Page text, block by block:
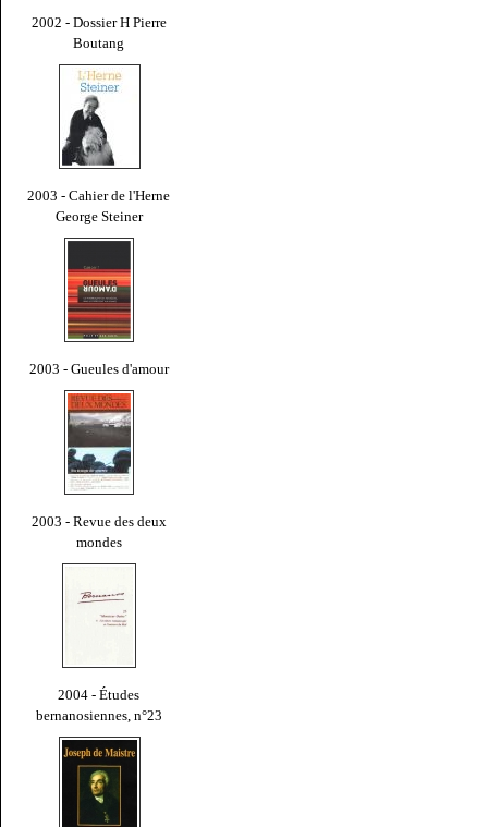
2002 - Dossier H Pierre
Boutang
2003 - Cahier de l'Herne
George Steiner
2003 - Gueules d'amour
2003 - Revue des deux
mondes
2004 - Études
bernanosiennes, n°23